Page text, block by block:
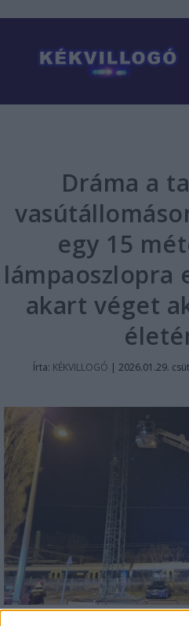
Dráma a
egy 15
lámpaoszlopra
akart véget
Írta: KÉKVILLOGÓ | 2026.01.29.